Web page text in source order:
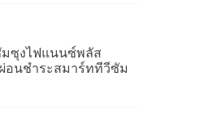
มซุงไฟแนนซ์พลัส
ผ่อนชำระสมาร์ททีวีซัม